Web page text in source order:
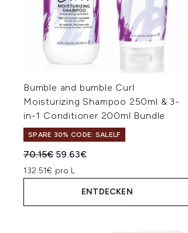
Bumble and bumble Curl
Moisturizing Shampoo 250ml & 3-
in-1 Conditioner 200ml Bundle
SPARE 30% CODE: SALELF
Unverbindliche Preisempfehlung:
70.15€ Aktueller Preis:
59.63€
132.51€ pro L
ENTDECKEN